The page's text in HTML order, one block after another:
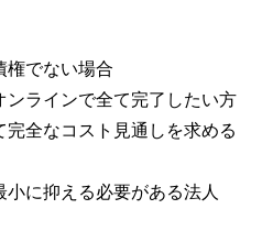
権でない場合
ンラインで全て完了したい方
全なコスト見通しを求める
に抑える必要がある法人